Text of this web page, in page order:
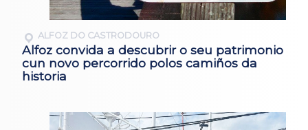
ALFOZ DO CASTRODOURO
Alfoz convida a descubrir o seu patrimonio
cun novo percorrido polos camiños da
historia